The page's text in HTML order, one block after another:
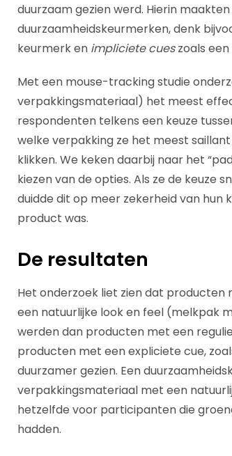
duurzaam gezien werd. Hierin
duurzaamheidskeurmerken, denk
keurmerk en impliciete cueszoals een
Met een mouse-tracking studie
verpakkingsmateriaal) het meest
respondenten telkens een keuze
welke verpakking ze het meest
klikken. We keken daarbij naar het
kiezen van de opties. Als ze de keuze
duidde dit op meer zekerheid van hun
product was.
De resultaten
Het onderzoek liet zien dat
een natuurlijke look en feel (melkpak
werden dan producten met een
producten met een expliciete cue,
duurzamer gezien. Een
verpakkingsmateriaal met een
hetzelfde voor participanten die
hadden.